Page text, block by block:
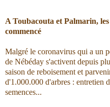
A Toubacouta et Palmarin,
commencé
Malgré le coronavirus qui a un
de Nébéday s'activent depuis
saison de reboisement et
d'1.000.000 d'arbres : entretien
semences...